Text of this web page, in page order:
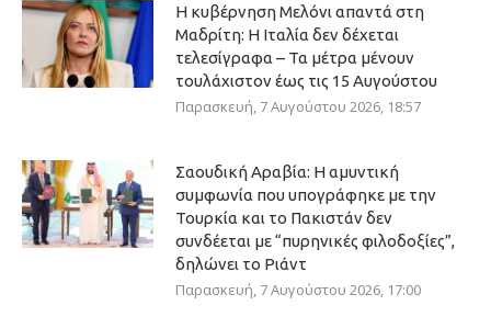
Η κυβέρνηση Μελόνι απαντά στη
Μαδρίτη: Η Ιταλία δεν δέχεται
τελεσίγραφα – Τα μέτρα μένουν
τουλάχιστον έως τις 15 Αυγούστου
Παρασκευή, 7 Αυγούστου 2026, 18:57
Σαουδική Αραβία: Η αμυντική
συμφωνία που υπογράφηκε με την
Τουρκία και το Πακιστάν δεν
συνδέεται με “πυρηνικές φιλοδοξίες”,
δηλώνει το Ριάντ
Παρασκευή, 7 Αυγούστου 2026, 17:00